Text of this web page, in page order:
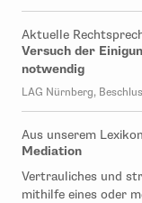
Aktuelle
Versuch der
notwendig
LAG Nürnberg,
Aus unserem Lexikon
Mediation
Vertrauliches und
mithilfe eines oder